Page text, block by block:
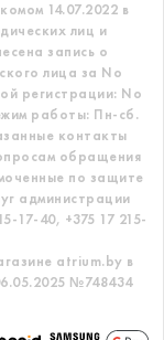
14.07.2022 в
лиц и
запись о
лица за No
регистрации: No
работы: Пн-сб.
контакты
обращения
по защите
администрации
17-40, +375 17 215-
atrium.by в
№748434